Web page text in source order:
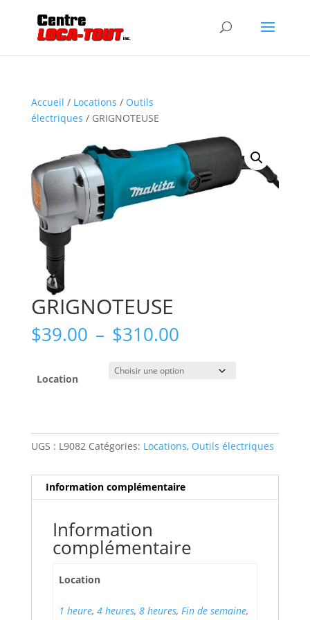
Accueil / Locations / Outils
électriques / GRIGNOTEUSE
GRIGNOTEUSE
$39.00 – $310.00Plage
prix :
$39.00
Location
UGS : L9082 Catégories: Locations, Outils électriques
Information complémentaire
Information
complémentaire
Location
1 heure, 4 heures, 8 heures, Fin de semaine,